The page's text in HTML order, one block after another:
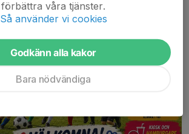
förbättra våra tjänster.
Så använder vi cookies
Godkänn alla kakor
Bara nödvändiga